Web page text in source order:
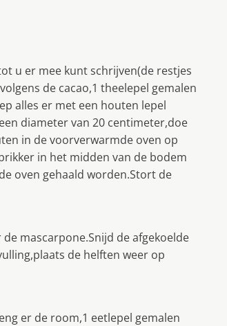
u er mee kunt schrijven(de restjes
de cacao,1 theelepel gemalen
alles er met een houten lepel
diameter van 20 centimeter,doe
in de voorverwarmde oven op
in het midden van de bodem
oven gehaald worden.Stort de
mascarpone.Snijd de afgekoelde
de helften weer op
er de room,1 eetlepel gemalen